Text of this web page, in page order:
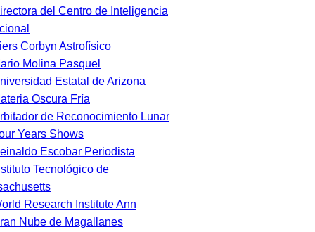
del Centro de Inteligencia
Corbyn Astrofísico
Molina Pasquel
Estatal de Arizona
Oscura Fría
de Reconocimiento Lunar
Years Shows
Escobar Periodista
Tecnológico de
Research Institute Ann
Nube de Magallanes